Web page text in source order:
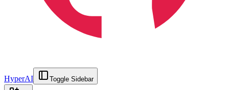
HyperAI Toggle Sidebar